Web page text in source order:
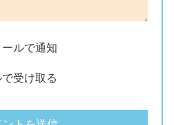
ルで通知
受け取る